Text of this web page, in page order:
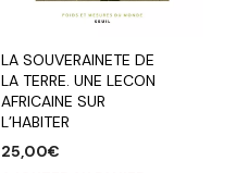
LA SOUVERAINETE DE
LA TERRE. UNE LECON
AFRICAINE SUR
L’HABITER
25,00€